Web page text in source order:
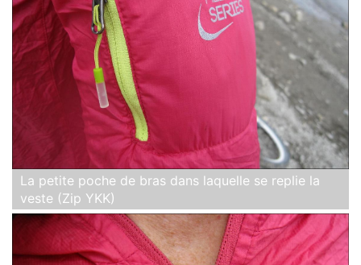
La petite poche de bras dans laquelle se replie la
veste (Zip YKK)